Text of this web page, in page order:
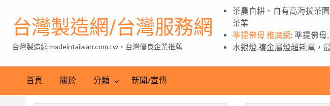
台灣製造網/台灣服務網
台灣製造網 madeintaiwan.com.tw，台灣優良企業推薦
茶農自耕、自有高海拔茶園
茶業
準提佛母 推廣網: 準提佛母
水銀燈,複金屬燈超耗電，
首頁 關於 分類 新聞/宣傳